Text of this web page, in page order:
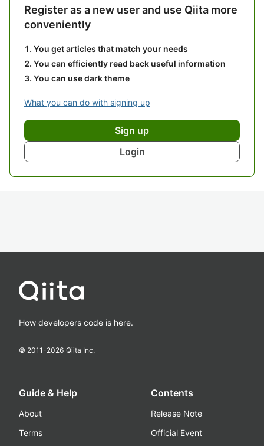
Register as a new user and use Qiita more
conveniently
You get articles that match your needs
You can efficiently read back useful information
You can use dark theme
What you can do with signing up
Sign up
Login
How developers code is here.
© 2011-2026 Qiita Inc.
Guide & Help
About
Terms
Contents
Release Note
Official Event